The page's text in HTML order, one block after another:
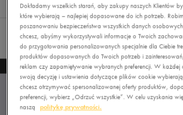
z 4
Wybrane filtry: ADIDAS ROZPINANE
NEW
Dokładamy wszelkich starań, aby zakupy naszych Klientów
które wybierają – najlepiej dopasowane do ich potrzeb.
poszanowaniu bezpieczeństwa wszystkich danych
chcesz, abyśmy wykorzystywali informacje o Twoich
do przygotowania personalizowanych specjalnie dla Ciebie
produktów dopasowanych do Twoich potrzeb i
reklam czy zapamiętywanie wybranych preferencji. W każdej
swoją decyzję i ustawienia dotyczące plików cookie
chcesz otrzymywać spersonalizowanej oferty produktów,
preferencji, wybierz „Odrzuć wszystkie”. W celu uzyskania
naszą
politykę prywatności.